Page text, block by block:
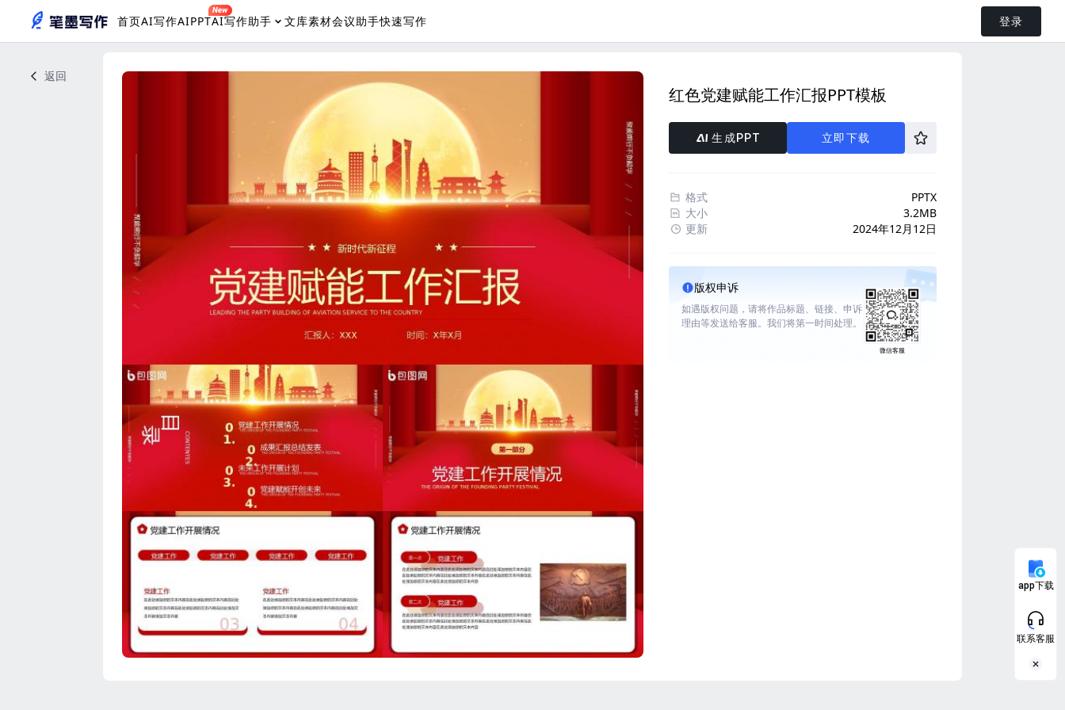
首页AI写作AIPPTAI写作助手 文库素材会议助手快速写作 登录
app下载
联系客服
返回
红色党建赋能工作汇报PPT模板
生成PPT 立即下载
格式
PPTX
大小
3.2MB
更新
2024年12月12日
版权申诉
如遇版权问题，请将作品标题、链接、申诉
理由等发送给客服。我们将第一时间处理。
微信客服